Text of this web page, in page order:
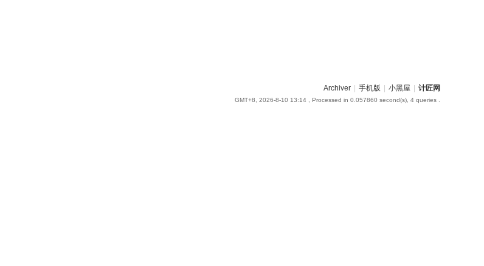
Archiver 手机版 小黑屋 计匠网
GMT+8, 2026-8-10 13:14 , Processed in 0.057860 second(s), 4 queries .